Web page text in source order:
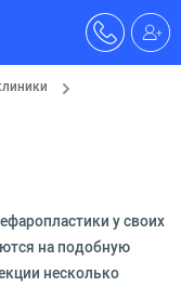
у своих
на подобную
несколько